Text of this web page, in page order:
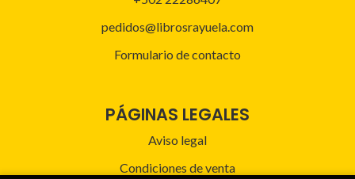
pedidos@librosrayuela.com
Formulario de contacto
PÁGINAS LEGALES
Aviso legal
Condiciones de venta